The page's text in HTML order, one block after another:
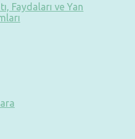
Faydaları ve Yan